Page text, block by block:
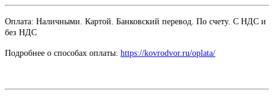
Оплата: Наличными. Картой. Банковский перевод. По счету. С НДС и
без НДС
Подробнее о способах оплаты: https://kovrodvor.ru/oplata/